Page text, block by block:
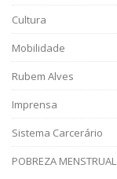
Cultura
Mobilidade
Rubem Alves
Imprensa
Sistema Carcerário
POBREZA MENSTRUAL